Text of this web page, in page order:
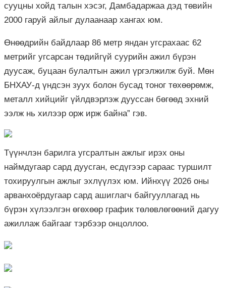
сууцны хойд талын хэсэг, Дамбадаржаа дэд төвийн
2000 гаруй айлыг дулаанаар хангах юм.
Өнөөдрийн байдлаар 86 метр яндан угсрахаас 62
метрийг угсарсан төдийгүй суурийн ажил бүрэн
дуусаж, буцаан булалтын ажил үргэлжилж буй. Мөн
БНХАУ-д үндсэн зуух болон бусад тоног төхөөрөмж,
металл хийцийг үйлдвэрлэж дууссан бөгөөд эхний
ээлж нь хилээр орж ирж байна” гэв.
Түүнчлэн барилга угсралтын ажлыг ирэх оны
наймдугаар сард дуусган, есдүгээр сараас туршилт
тохируулгын ажлыг эхлүүлэх юм. Ийнхүү 2026 оны
арванхоёрдугаар сард ашиглагч байгууллагад нь
бүрэн хүлээлгэн өгөхөөр график төлөвлөгөөний дагуу
ажиллаж байгааг тэрбээр онцоллоо.